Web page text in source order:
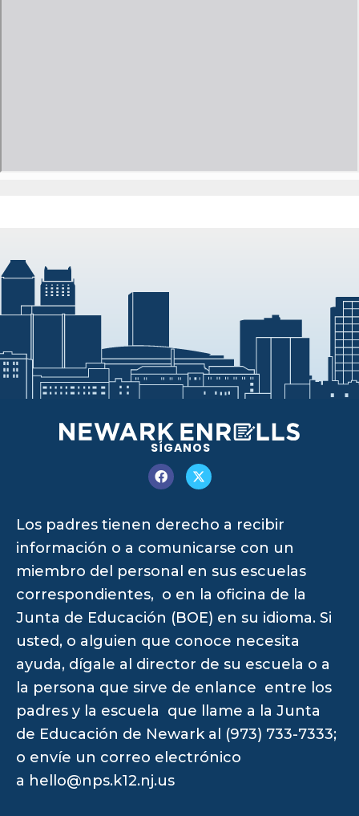
SÍGANOS
Los padres tienen derecho a recibir
información o a comunicarse con un
miembro del personal en sus escuelas
correspondientes, o en la oficina de la
Junta de Educación (BOE) en su idioma. Si
usted, o alguien que conoce necesita
ayuda, dígale al director de su escuela o a
la persona que sirve de enlance entre los
padres y la escuela que llame a la Junta
de Educación de Newark al (973) 733-7333;
o envíe un correo electrónico
a hello@nps.k12.nj.us